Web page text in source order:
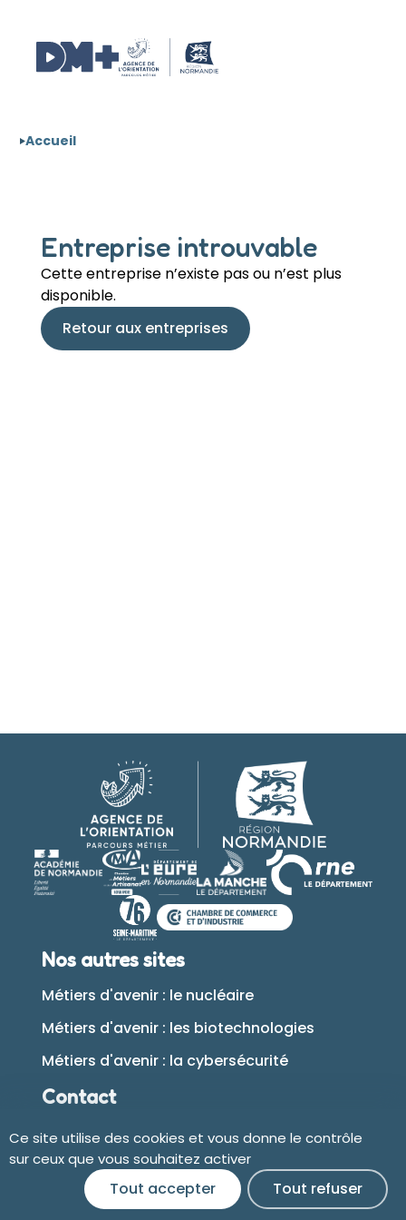
Accueil
Entreprise introuvable
Cette entreprise n’existe pas ou n’est plus
disponible.
Retour aux entreprises
Nos autres sites
Métiers d'avenir : le nucléaire
Métiers d'avenir : les biotechnologies
Métiers d'avenir : la cybersécurité
Contact
Plan du site
Accessibilité
Ce site utilise des cookies et vous donne le contrôle
sur ceux que vous souhaitez activer
Tout accepter
Tout refuser